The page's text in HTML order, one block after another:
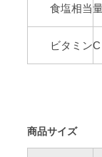
食塩相当
ビタミンC
商品サイズ